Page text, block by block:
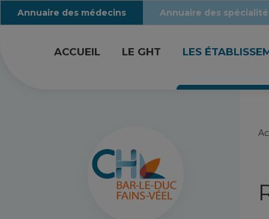
Annuaire des médecins Annuaire des
ACCUEIL LE GHT LES